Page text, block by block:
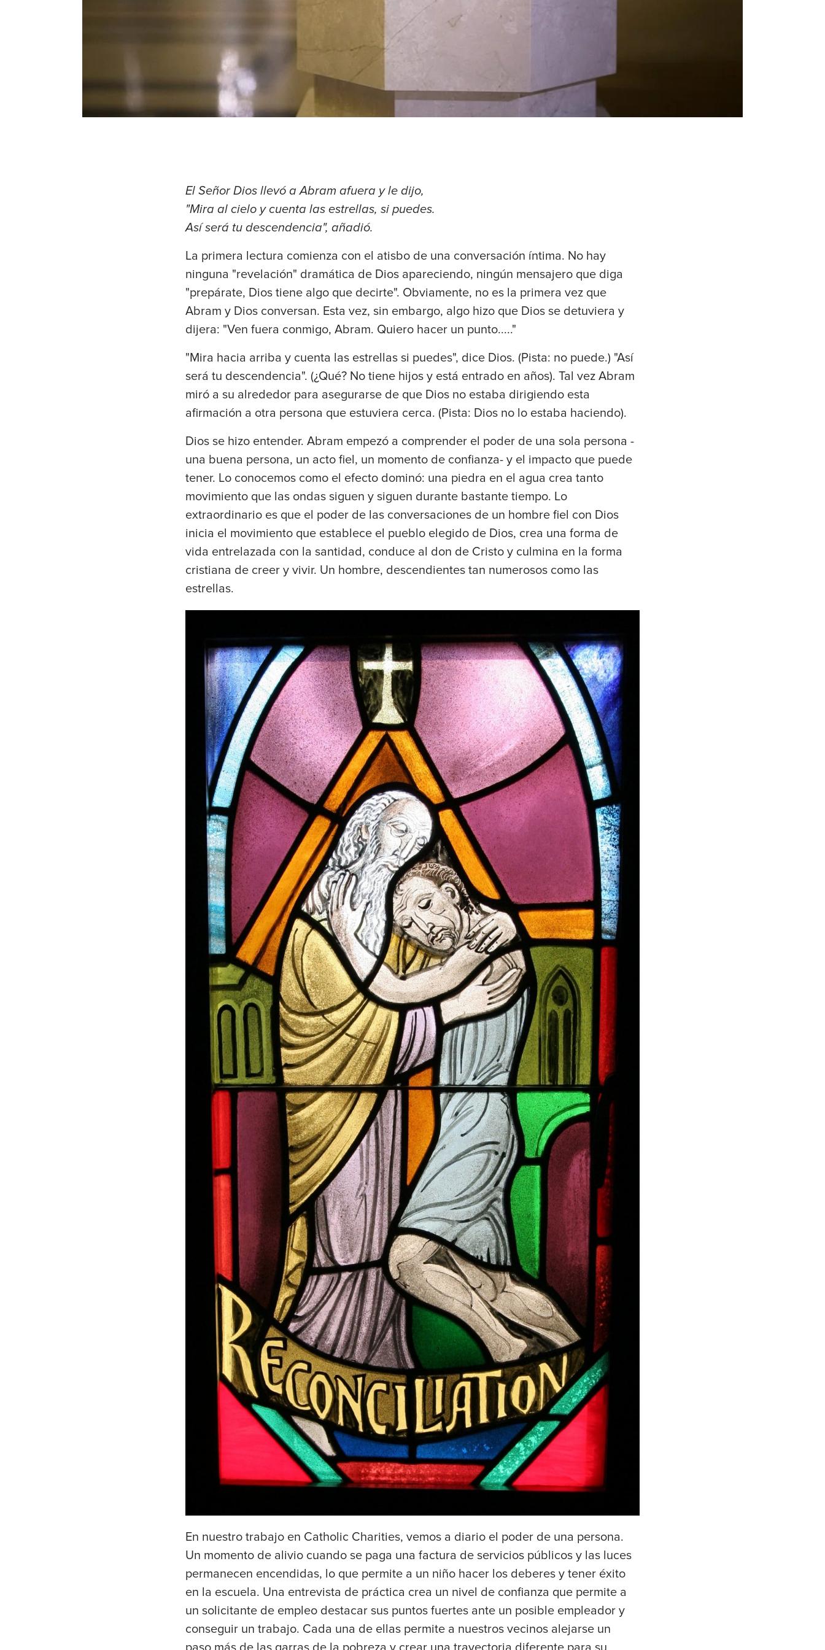
El Señor Dios llevó a Abram afuera y le dijo,
"Mira al cielo y cuenta las estrellas, si puedes.
Así será tu descendencia", añadió.
La primera lectura comienza con el atisbo de una conversación íntima. No hay
ninguna "revelación" dramática de Dios apareciendo, ningún mensajero que diga
"prepárate, Dios tiene algo que decirte". Obviamente, no es la primera vez que
Abram y Dios conversan. Esta vez, sin embargo, algo hizo que Dios se detuviera y
dijera: "Ven fuera conmigo, Abram. Quiero hacer un punto....."
"Mira hacia arriba y cuenta las estrellas si puedes", dice Dios. (Pista: no puede.) "Así
será tu descendencia". (¿Qué? No tiene hijos y está entrado en años). Tal vez Abram
miró a su alrededor para asegurarse de que Dios no estaba dirigiendo esta
afirmación a otra persona que estuviera cerca. (Pista: Dios no lo estaba haciendo).
Dios se hizo entender. Abram empezó a comprender el poder de una sola persona -
una buena persona, un acto fiel, un momento de confianza- y el impacto que puede
tener. Lo conocemos como el efecto dominó: una piedra en el agua crea tanto
movimiento que las ondas siguen y siguen durante bastante tiempo. Lo
extraordinario es que el poder de las conversaciones de un hombre fiel con Dios
inicia el movimiento que establece el pueblo elegido de Dios, crea una forma de
vida entrelazada con la santidad, conduce al don de Cristo y culmina en la forma
cristiana de creer y vivir. Un hombre, descendientes tan numerosos como las
estrellas.
En nuestro trabajo en Catholic Charities, vemos a diario el poder de una persona.
Un momento de alivio cuando se paga una factura de servicios públicos y las luces
permanecen encendidas, lo que permite a un niño hacer los deberes y tener éxito
en la escuela. Una entrevista de práctica crea un nivel de confianza que permite a
un solicitante de empleo destacar sus puntos fuertes ante un posible empleador y
conseguir un trabajo. Cada una de ellas permite a nuestros vecinos alejarse un